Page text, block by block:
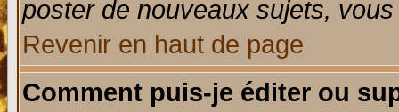
poster de nouveaux sujets,
Revenir en haut de page
Comment puis-je éditer ou